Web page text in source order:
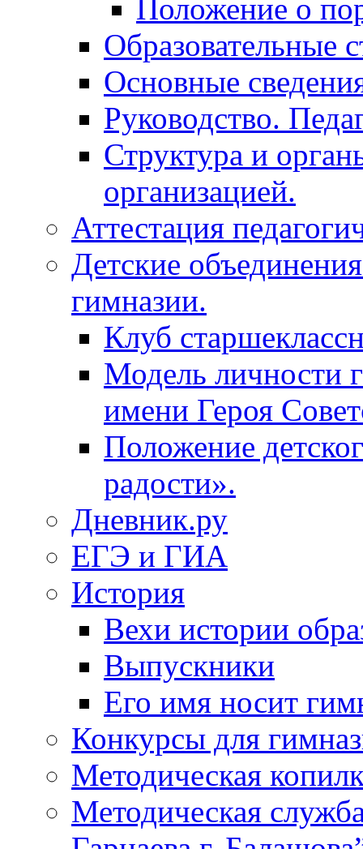
Положение о
Образовательные
Основные
Руководство.
Структура и
организацией.
Аттестация
Детские
гимназии.
Клуб
Модель личности
имени Героя
Положение
радости».
Дневник.ру
ЕГЭ и ГИА
История
Вехи истории
Выпускники
Его имя носит
Конкурсы для
Методическая
Методическая